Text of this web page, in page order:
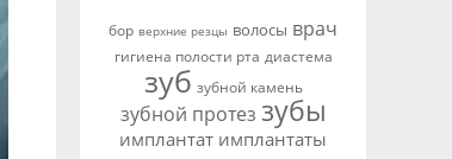
бор верхние резцы волосы врач
гигиена полости рта диастема
зуб зубной камень
зубной протез зубы
имплантат имплантаты